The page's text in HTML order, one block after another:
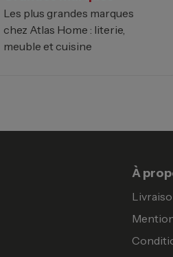
Les plus grandes marques
chez Atlas Home : literie,
meuble et cuisine
À